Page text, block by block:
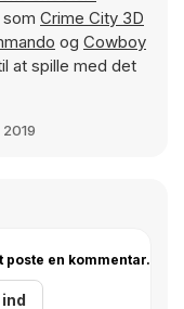
Crime City 3D
og Cowboy
at spille med det
en kommentar.
ind